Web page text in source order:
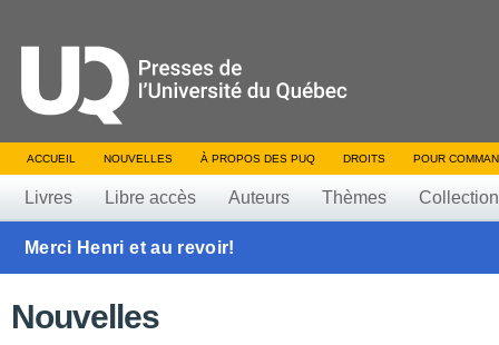
ACCUEIL NOUVELLES À PROPOS DES PUQ DROITS POUR
Livres Libre accès Auteurs Thèmes
Merci Henri et au revoir!
Nouvelles